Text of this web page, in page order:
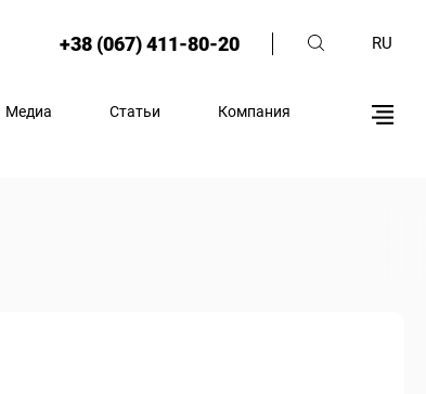
+38 (067) 411-80-20 RU
Медиа Статьи Компания